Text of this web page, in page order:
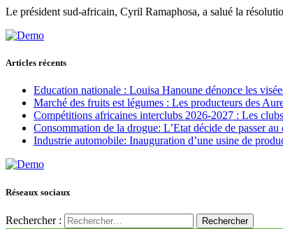
Le président sud-africain, Cyril Ramaphosa, a salué la
Articles récents
Education nationale : Louisa Hanoune dénonce les
Marché des fruits est légumes : Les producteurs des
Compétitions africaines interclubs 2026-2027 : Les
Consommation de la drogue: L’Etat décide de passer
Industrie automobile: Inauguration d’une usine de
Réseaux sociaux
Rechercher :